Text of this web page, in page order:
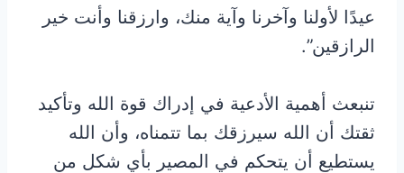
عيدًا لأولنا وآخرنا وآية منك، وارزقنا وأنت خير
الرازقين”.
تنبعث أهمية الأدعية في إدراك قوة الله وتأكيد
ثقتك أن الله سيرزقك بما تتمناه، وأن الله
يستطيع أن يتحكم في المصير بأي شكل من